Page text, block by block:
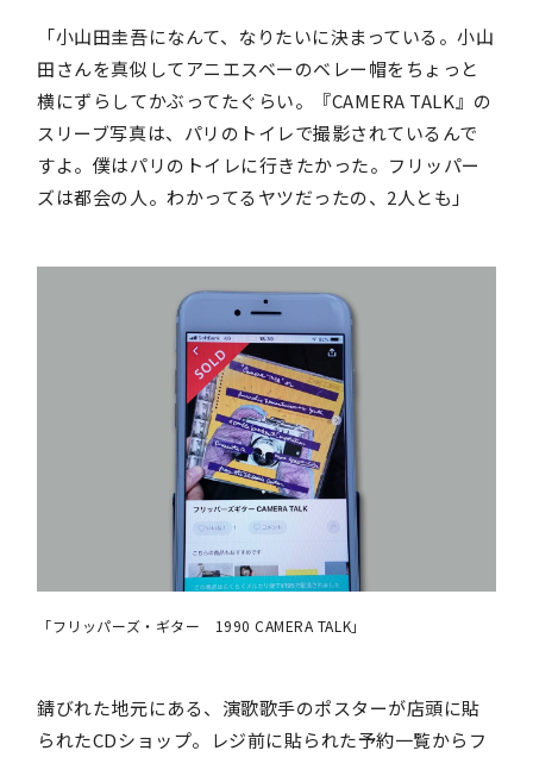
「小山田圭吾になんて、なりたいに決まっている。小山
田さんを真似してアニエスベーのベレー帽をちょっと
横にずらしてかぶってたぐらい。『CAMERA TALK』の
スリーブ写真は、パリのトイレで撮影されているんで
すよ。僕はパリのトイレに行きたかった。フリッパー
ズは都会の人。わかってるヤツだったの、2人とも」
「フリッパーズ・ギター 1990 CAMERA TALK」
錆びれた地元にある、演歌歌手のポスターが店頭に貼
られたCDショップ。レジ前に貼られた予約一覧からフ